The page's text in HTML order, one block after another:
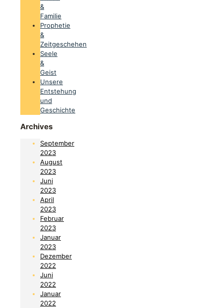
&
Familie
Prophetie
&
Zeitgeschehen
Seele
&
Geist
Unsere
Entstehung
und
Geschichte
Archives
September
2023
August
2023
Juni
2023
April
2023
Februar
2023
Januar
2023
Dezember
2022
Juni
2022
Januar
2022